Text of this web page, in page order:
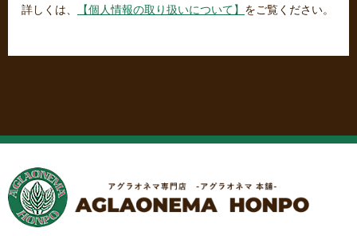
詳しくは、
【個人情報の取り扱いについて】 をご覧ください。